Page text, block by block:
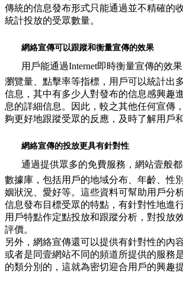
傳統的信息發布形式只能通過並不精確的
統計投放的受眾數量。
網絡宣傳可以跟蹤和衡量宣傳的效果
用戶能通過Internet即時衡量宣傳的效
瀏覽量、點擊率等指標，用戶可以統計出
信息，其中有多少人對發布的信息感興趣
息的詳細信息。因此，較之其他任何宣傳
夠更好地跟蹤受眾的反應，及時了解用戶
網絡宣傳的投放更具有針對性
通過提供眾多的免費服務，網站壹般
數據庫，包括用戶的地域分布、年齡、性
姻狀況、愛好等。這些資料可幫助用戶分
信息發布目標受眾的特點，有針對性地進
用戶特點作定點投放和跟蹤分析，對投放
評價。
另外，網絡宣傳還可以提供有針對性的內
或者是同壹網站不同的頻道所提供的服務
的類分別的，這就為密切迎合用戶的興趣